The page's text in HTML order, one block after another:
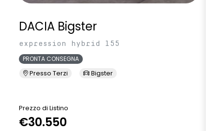
DACIA Bigster
expression hybrid 155
PRONTA CONSEGNA
Presso Terzi Bigster
Prezzo di Listino
€30.550